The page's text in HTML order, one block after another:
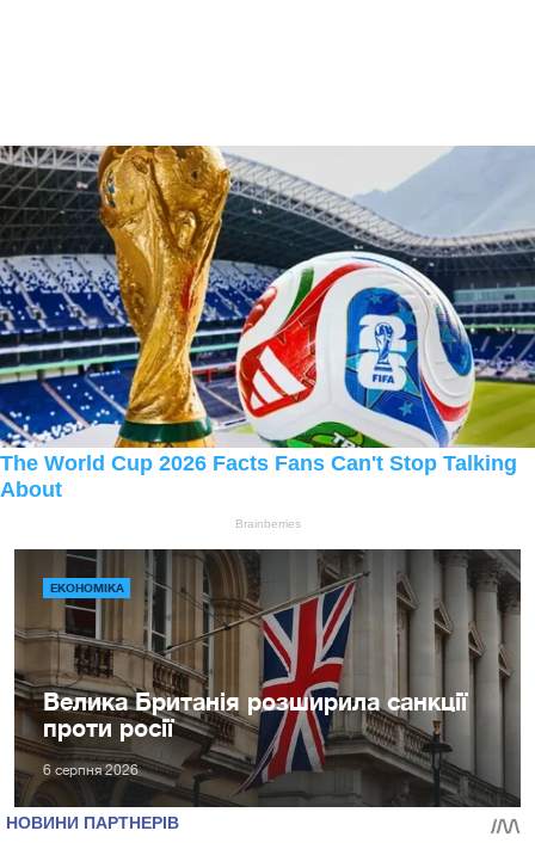
ЕКОНОМІКА
Велика Британія розширила санкції
проти росії
6 серпня 2026